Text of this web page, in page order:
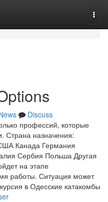
Discuss
профессий, которые
Страна назначения:
Канада Германия
Сербия Польша Другая
на этапе
работы. Ситуация может
в Одесские катакомбы